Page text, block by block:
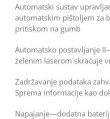
Automatski sustav
automatskim pištoljem za
pritiskom na gumb
Automatsko postavljanje
zelenim laserom skraćuje
Zadržavanje podataka
Sprema informacije kao
Napajanje—dodatna